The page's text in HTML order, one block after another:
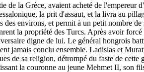
de la Grèce, avaient acheté de
la prit d'assaut, et la livra au
environs, et permit à un petit nombre
la propriété des Turcs. Après avoir
digne de lui. Le général hongrois
jamais conclu ensemble. Ladislas et
de sa religion, détrompé du faste de
la couronne au jeune Mehmet II, son